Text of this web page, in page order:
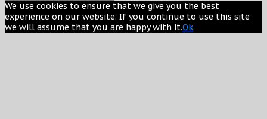
We use cookies to ensure that we give you the best
experience on our website. If you continue to use this site
we will assume that you are happy with it.Ok